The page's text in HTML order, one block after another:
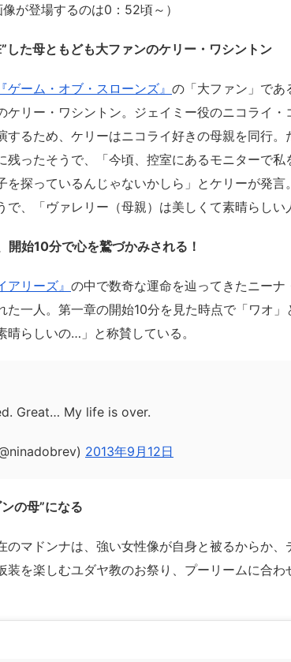
が登場するのは0：52頃～）
た母ともども大ファンのケリー・ワシントン
『ゲーム・オブ・スローンズ』 の「大ファン」であ
ケリー・ワシントン。ジェイミー役のニコライ
するため、ケリーはニコライ好きの母親を同行
残ったそうで、「今頃、控室にあるモニターで
を探っているんじゃないかしら」とケリーが発
で、「ヴァレリー（母親）は美しくて素晴らしい
始10分で心を鷲づかみされる！
アリーズ』 の中で数奇な運命を辿ってきたニーナ
た一人。第一章の開始10分を見た時点で「ワオ
晴らしいの…」と称賛している。
Great… My life is over.
2013年9月12日
の母”になる
のマドンナは、強い女性像が自身と被るからか、
装を楽しむユダヤ教のお祭り、プーリームに合